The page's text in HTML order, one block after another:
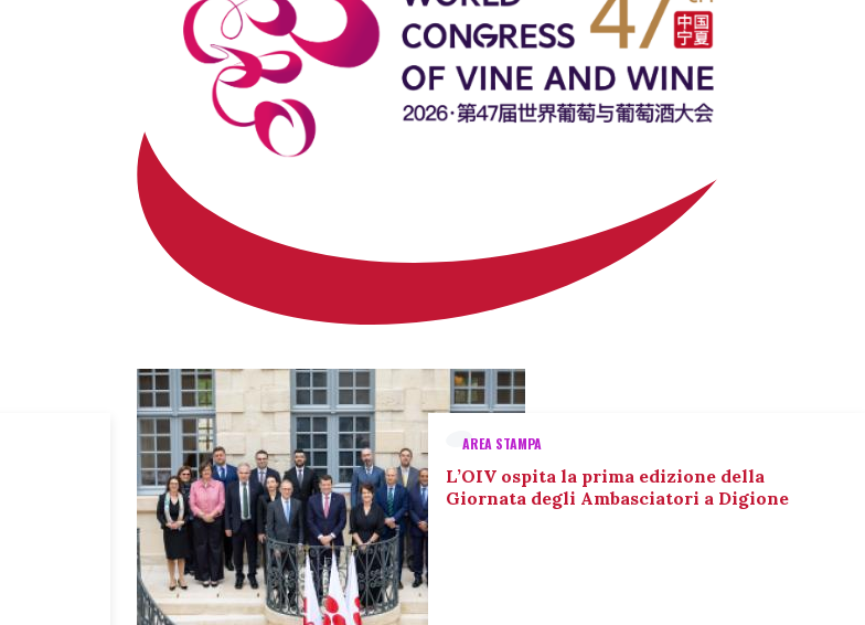
AREA STAMPA
L’OIV ospita la prima edizione della
Giornata degli Ambasciatori a Digione